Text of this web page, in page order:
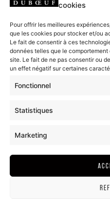
cookies
Pour offrir les meilleures
que les cookies pour stocker et/ou
Le fait de consentir à ces
données telles que le
site. Le fait de ne pas consentir ou
un effet négatif sur certaines
Fonctionnel
Statistiques
Marketing
HEADQUARTERS &
208 rue de Lancié
71570 Romanèche-Thorins
ALCOHOL ABUSE IS DANGEROUS FOR